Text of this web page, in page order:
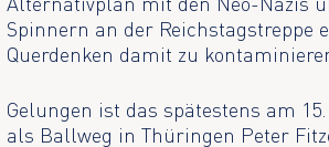
Spinnern an der Reichstagstreppe
Querdenken damit zu
Gelungen ist das spätestens am 15.
als Ballweg in Thüringen Peter